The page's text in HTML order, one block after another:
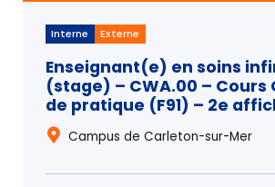
Interne Externe
Enseignant(e) en soins
(stage) – CWA.00 – Cours
de pratique (F91) – 2e
Campus de Carleton-sur-Mer